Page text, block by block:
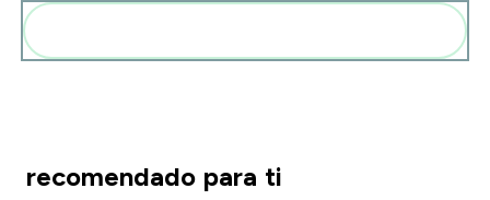
recomendado para ti